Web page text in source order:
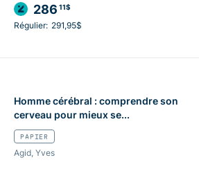
286 11$
Régulier: 291,95$
Homme cérébral : comprendre son
cerveau pour mieux se...
PAPIER
Agid, Yves